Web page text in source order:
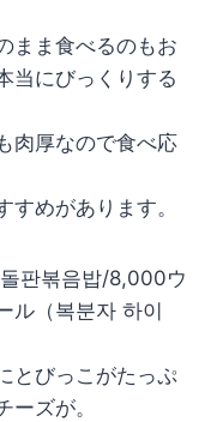
まま食べるのもお
当にびっくりする
肉厚なので食べ応
めがあります。
판볶음밥/8,000ウ
ル（복분자 하이
とびっこがたっぷ
ーズが。